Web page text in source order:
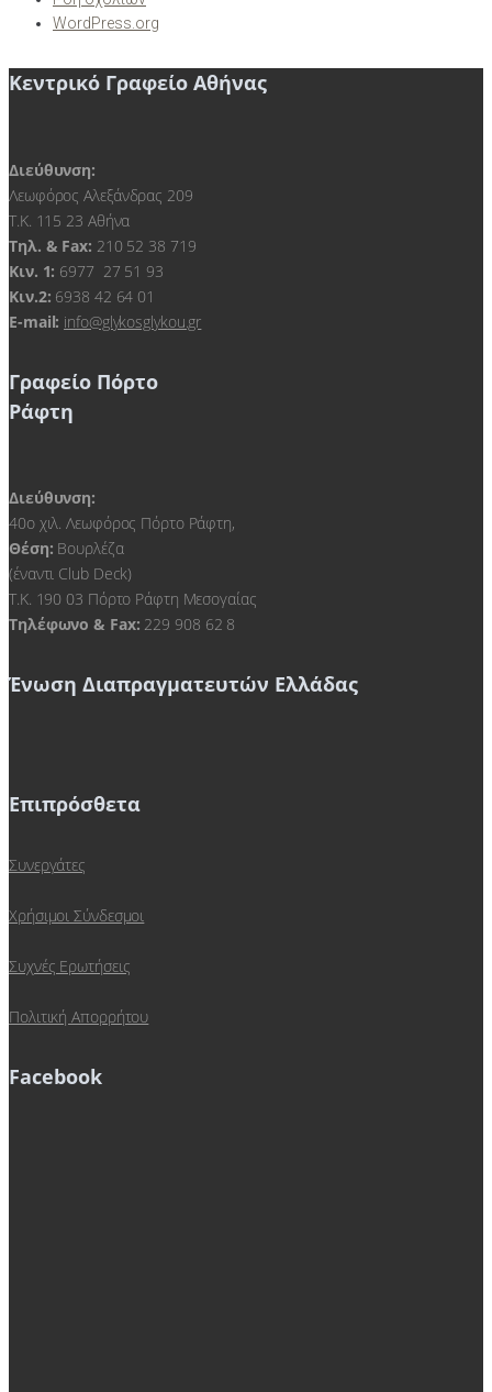
WordPress.org
Κεντρικό Γραφείο Αθήνας
Διεύθυνση:
Λεωφόρος Αλεξάνδρας 209
Τ.Κ. 115 23 Αθήνα
Τηλ. & Fax: 210 52 38 719
Kιν. 1: 6977 27 51 93
Κιν.2: 6938 42 64 01
E-mail: info@glykosglykou.gr
Γραφείο Πόρτο
Ράφτη
Διεύθυνση:
40ο χιλ. Λεωφόρος Πόρτο Ράφτη,
Θέση: Βουρλέζα
(έναντι Club Deck)
Τ.Κ. 190 03 Πόρτο Ράφτη Μεσογαίας
Τηλέφωνο & Fax: 229 908 62 8
Ένωση Διαπραγματευτών Ελλάδας
Επιπρόσθετα
Συνεργάτες
Χρήσιμοι Σύνδεσμοι
Συχνές Ερωτήσεις
Πολιτική Απορρήτου
Facebook